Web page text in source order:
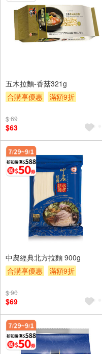
五木拉麵-香菇321g
合購享優惠
滿額9折
$ 69
$63
中農經典北方拉麵 900g
合購享優惠
滿額9折
$ 90
$69